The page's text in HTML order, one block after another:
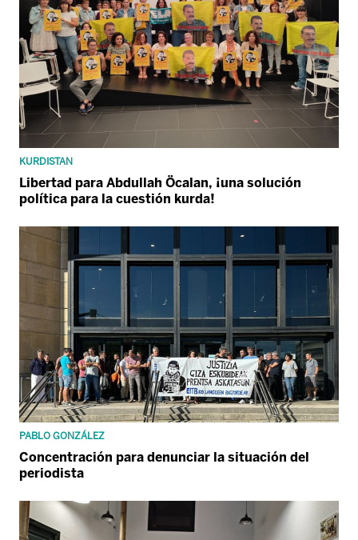
KURDISTAN
Libertad para Abdullah Öcalan, ¡una solución
política para la cuestión kurda!
PABLO GONZÁLEZ
Concentración para denunciar la situación del
periodista